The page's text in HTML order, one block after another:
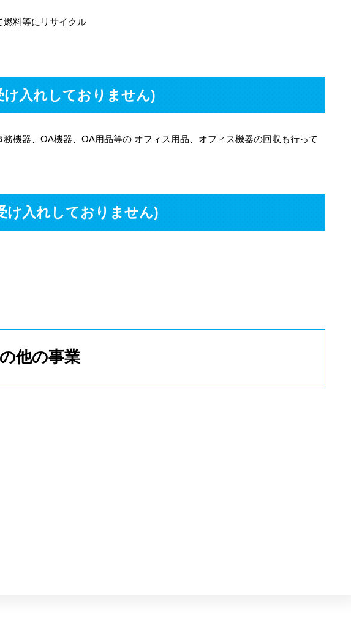
燃料等にリサイクル
け入れしておりません)
機器、OA機器、OA用品等の オフィス用品、オフィス機器の回収も行って
け入れしておりません)
他の事業